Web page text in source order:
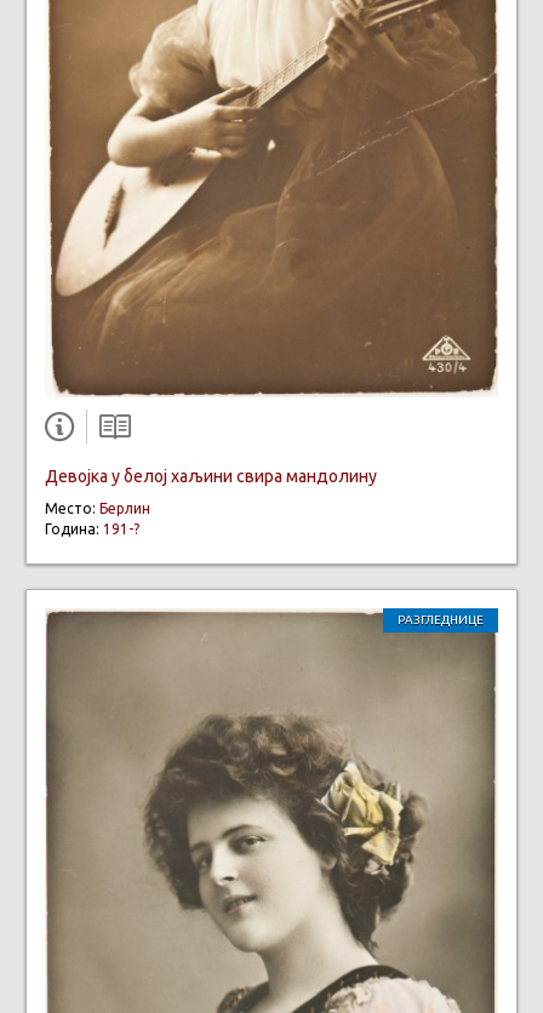
Девојка у белој хаљини свира мандолину
Место: Берлин
Година: 191-?
РАЗГЛЕДНИЦЕ